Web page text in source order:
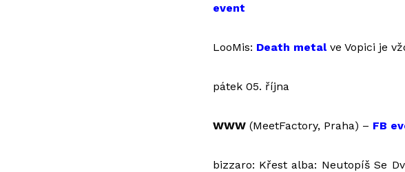
event
LooMis: Death metalve Vopici je
pátek 05. října
WWW(MeetFactory, Praha) – FB
bizzaro: Křest alba: Neutopíš Se